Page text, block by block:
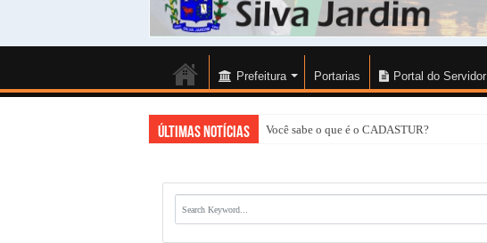
Prefeitura Portarias Portal do Servidor
Últimas Notícias Você sabe o que é o CADASTUR?